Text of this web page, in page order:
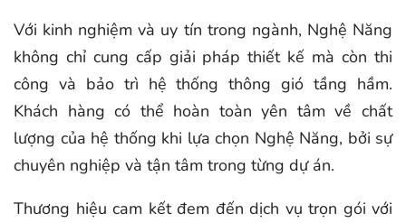
Với kinh nghiệm và uy tín trong ngành, Nghệ Năng
không chỉ cung cấp giải pháp thiết kế mà còn thi
công và bảo trì hệ thống thông gió tầng hầm.
Khách hàng có thể hoàn toàn yên tâm về chất
lượng của hệ thống khi lựa chọn Nghệ Năng, bởi sự
chuyên nghiệp và tận tâm trong từng dự án.
Thương hiệu cam kết đem đến dịch vụ trọn gói với